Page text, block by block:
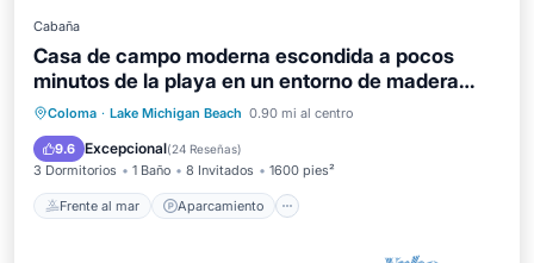
Cabaña
Casa de campo moderna escondida a pocos
minutos de la playa en un entorno de madera
tranquilo.
Coloma · Lake Michigan Beach 0.90 mi al centro
9.6 Excepcional(24 Reseñas)
3 Dormitorios 1 Baño 8 Invitados 1600 pies²
Frente al mar Aparcamiento
Frente al mar
Aparcamiento
Vista al mar